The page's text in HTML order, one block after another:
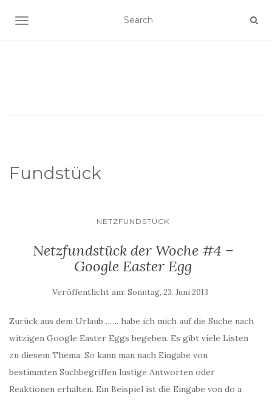
SCHALTE NAVIGATION
Fundstück
NETZFUNDSTÜCK
Netzfundstück der Woche #4 –
Google Easter Egg
Veröffentlicht am: Sonntag, 23. Juni 2013
Zurück aus dem Urlaub……. habe ich mich auf die Suche nach
witzigen Google Easter Eggs begeben. Es gibt viele Listen
zu diesem Thema. So kann man nach Eingabe von
bestimmten Suchbegriffen lustige Antworten oder
Reaktionen erhalten. Ein Beispiel ist die Eingabe von do a